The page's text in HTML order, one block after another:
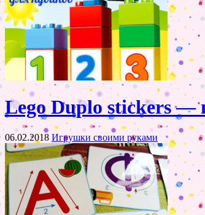
Lego Duplo stickers —
06.02.2018 Игрушки своими руками